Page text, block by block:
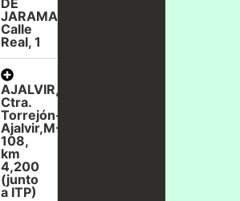
JARAMA,
Calle
Real, 1
AJALVIR,
Ctra.
Torrejón-
Ajalvir,M-
108,
km
4,200
(junto
a ITP)